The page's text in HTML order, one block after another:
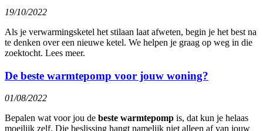
19/10/2022
Als je verwarmingsketel het stilaan laat afweten, begin je het best na
te denken over een nieuwe ketel. We helpen je graag op weg in die
zoektocht. Lees meer.
De beste warmtepomp voor jouw woning?
01/08/2022
Bepalen wat voor jou de beste warmtepomp is, dat kun je helaas
moeilijk zelf. Die beslissing hangt namelijk niet alleen af van jouw